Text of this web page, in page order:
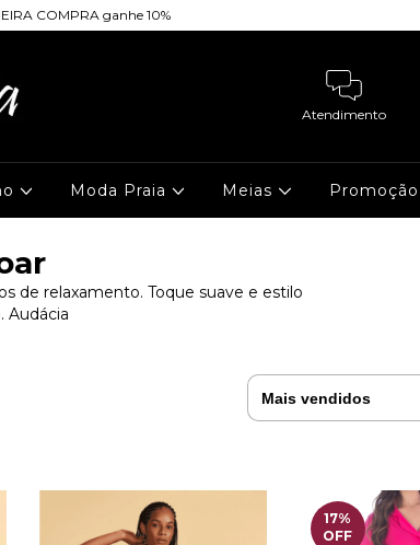
COMPRA ganhe 10%
Atendimento
Moda Praia Meias Promoção
de relaxamento. Toque suave e estilo
Audácia
17%
OFF